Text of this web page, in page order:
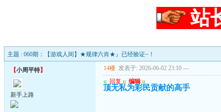
站
主题 : 060期：【游戏人间】★规律六肖★』已经验证~！
【小周平特】
新手上路
14楼 发表于: 2026-06-02 23:10 ---
u 回复 u 编辑 u
顶无私为彩民贡献的高手